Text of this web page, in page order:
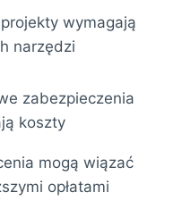
wymagają
narzędzi
zabezpieczenia
koszty
mogą wiązać
opłatami